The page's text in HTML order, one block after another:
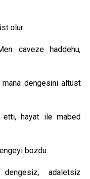
olur.
caveze haddehu,
dengesini altüst
etti, hayat ile mabed
bozdu.
adaletsiz